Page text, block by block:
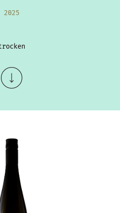
2025